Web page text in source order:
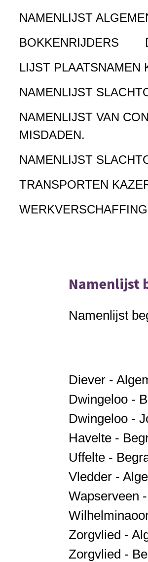
NAMENLIJST
BOKKENRIJDERS
LIJST PLAATSNAMEN
NAMENLIJST
NAMENLIJST VAN
MISDADEN.
NAMENLIJST
TRANSPORTEN
Namenlijst
Namenlijst
Diever -
Dwingeloo -
Dwingeloo -
Havelte -
Uffelte -
Vledder -
Wapserveen
Zorgvlied -
Zorgvlied -